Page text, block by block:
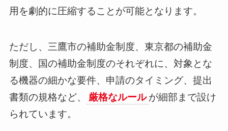
用を劇的に圧縮することが可能となります。
ただし、三鷹市の補助金制度、東京都の補助金
制度、国の補助金制度のそれぞれに、対象とな
る機器の細かな要件、申請のタイミング、提出
書類の規格など、
厳格なルール が細部まで設け
られています。